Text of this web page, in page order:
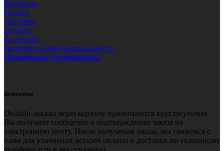
Контакты
Оплата
Доставка
Возврат
Рассрочка
Политика конфиденциальности
Подарочные сертификаты
Контакты
Онлайн-заказы через корзину принимаются круглосуточно.
Вы получите сообщение о подтверждении заказа на
электронную почту. После получения заказа, мы свяжемся с
вами для уточнения деталей оплаты и доставки по указанному